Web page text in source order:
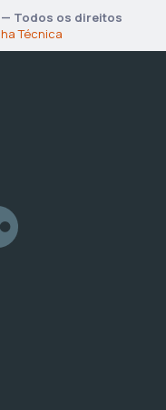
— Todos os direitos
Técnica